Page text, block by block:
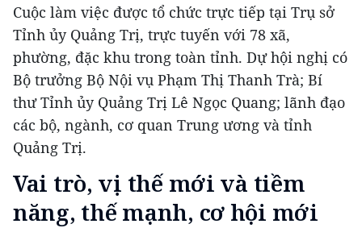
Cuộc làm việc được tổ chức trực tiếp tại Trụ sở
Tỉnh ủy Quảng Trị, trực tuyến với 78 xã,
phường, đặc khu trong toàn tỉnh. Dự hội nghị có
Bộ trưởng Bộ Nội vụ Phạm Thị Thanh Trà; Bí
thư Tỉnh ủy Quảng Trị Lê Ngọc Quang; lãnh đạo
các bộ, ngành, cơ quan Trung ương và tỉnh
Quảng Trị.
Vai trò, vị thế mới và tiềm
năng, thế mạnh, cơ hội mới